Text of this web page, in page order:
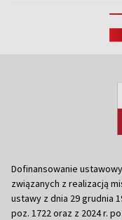
Dofinansowanie
związanych z realizacją
ustawy z dnia 29 grudnia
poz. 1722 oraz z 2024 r.